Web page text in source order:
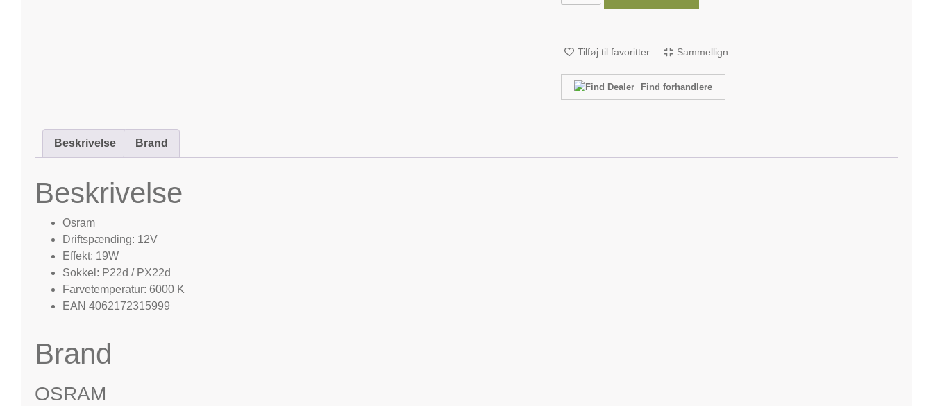
Tilføj til favoritter Sammellign
Find forhandlere
Beskrivelse Brand
Beskrivelse
Osram
Driftspænding: 12V
Effekt: 19W
Sokkel: P22d / PX22d
Farvetemperatur: 6000 K
EAN 4062172315999
Brand
OSRAM